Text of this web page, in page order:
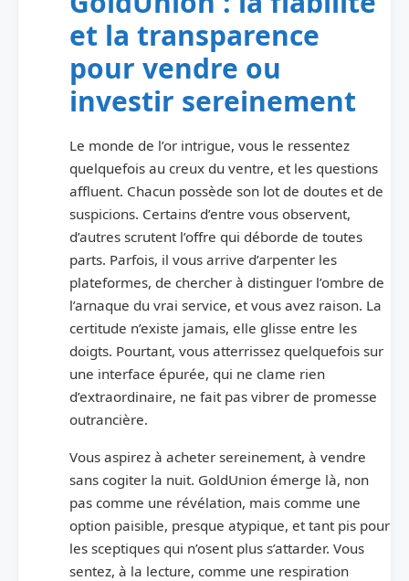
et la transparence
pour vendre ou
investir sereinement
Le monde de l’or intrigue, vous le ressentez
quelquefois au creux du ventre, et les questions
affluent. Chacun possède son lot de doutes et de
suspicions. Certains d’entre vous observent,
d’autres scrutent l’offre qui déborde de toutes
parts. Parfois, il vous arrive d’arpenter les
plateformes, de chercher à distinguer l’ombre de
l’arnaque du vrai service, et vous avez raison. La
certitude n’existe jamais, elle glisse entre les
doigts. Pourtant, vous atterrissez quelquefois sur
une interface épurée, qui ne clame rien
d’extraordinaire, ne fait pas vibrer de promesse
outrancière.
Vous aspirez à acheter sereinement, à vendre
sans cogiter la nuit. GoldUnion émerge là, non
pas comme une révélation, mais comme une
option paisible, presque atypique, et tant pis pour
les sceptiques qui n’osent plus s’attarder. Vous
sentez, à la lecture, comme une respiration